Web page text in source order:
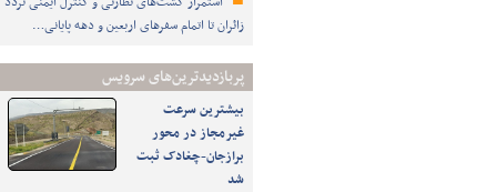
زائران تا اتمام سفرهای اربعین و دهه پایانی…
پربازدیدترین‌های سرویس
بیشترین سرعت
غیرمجاز در محور
برازجان-چغادک ثبت
شد